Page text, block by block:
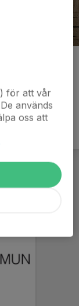
för att vår
används
oss att